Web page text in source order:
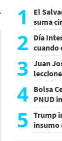
1
El
suma
arriba
2 Día
cuando
3 Juan
4 Bolsa
PNUD
5
Trump
insumo